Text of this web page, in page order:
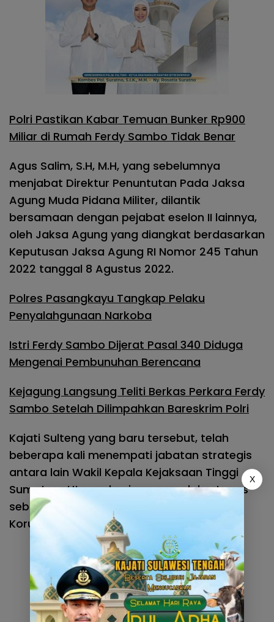
Polri Pastikan Kabar Temuan Bunker Rp900
Miliar di Rumah Ferdy Sambo Tidak Benar
Agus Salim, S.H, M.H, yang sebelumnya
menjabat Direktur Penuntutan Pada Jaksa
Agung Muda Pidana Militer, dilantik
bersamaan dengan pejabat eselon II lainnya,
oleh Jaksa Agung yang diangkat berdasarkan
Keputusan Jaksa Agung RI Nomor 245 Tahun
2022 tanggal 8 Agustus 2022.
Polres Pasangkayu Tangkap Pelaku
Penyalahgunaan Narkoba
Istri Ferdy Sambo Dijerat Pasal 340 Diduga
Mengenai Pembunuhan Berencana
Kejagung Langsung Teliti Berkas Perkara Ferdy
Sambo Setelah Dilimpahkan Bareskrim Polri
Kajati Sulteng yang baru tersebut, telah
beberapa kali menempati jabatan strategis
antara lain Wakil Kepala Kejaksaan Tinggi
Sumatera Utara, dan juga pernah bertugas
sebagai Jaksa di Komisi Pemberantasan
Korupsi (KPK) RI.
(*/Atr/Penkum)
X